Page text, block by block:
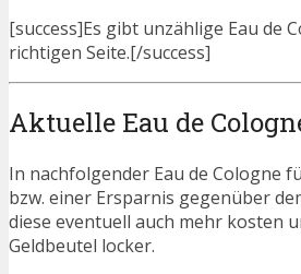
[success]Es gibt unzählige Eau de
richtigen Seite.[/success]
Aktuelle Eau de
In nachfolgender Eau de Cologne
bzw. einer Ersparnis gegenüber
diese eventuell auch mehr kosten
Geldbeutel locker.